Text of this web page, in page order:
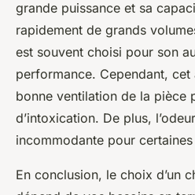
grande puissance et sa
rapidement de grands
est souvent choisi pour son
performance. Cependant, cet
bonne ventilation de la pièce
d’intoxication. De plus,
incommodante pour
En conclusion, le choix d’un